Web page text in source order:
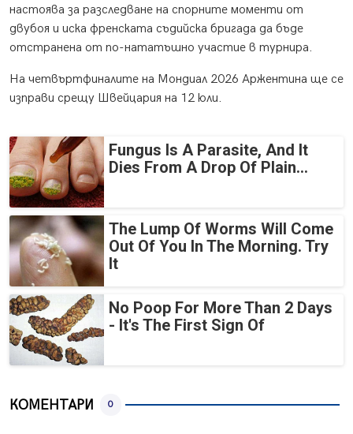
настоява за разследване на спорните моменти от
двубоя и иска френската съдийска бригада да бъде
отстранена от по-нататъшно участие в турнира.
На четвъртфиналите на Мондиал 2026 Аржентина ще се
изправи срещу Швейцария на 12 юли.
Fungus Is A Parasite, And It
Dies From A Drop Of Plain...
The Lump Of Worms Will Come
Out Of You In The Morning. Try
It
No Poop For More Than 2 Days
- It's The First Sign Of
КОМЕНТАРИ 0